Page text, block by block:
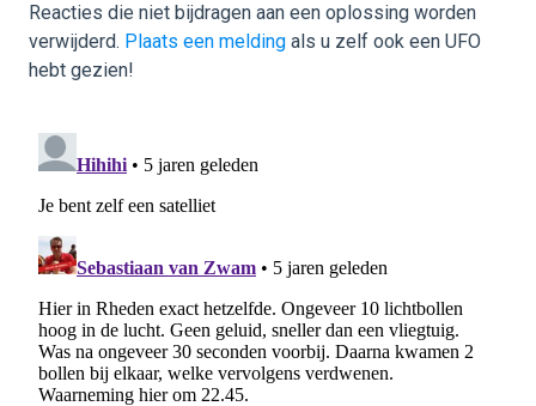
Reacties die niet bijdragen aan een oplossing worden
verwijderd. Plaats een melding als u zelf ook een UFO
hebt gezien!